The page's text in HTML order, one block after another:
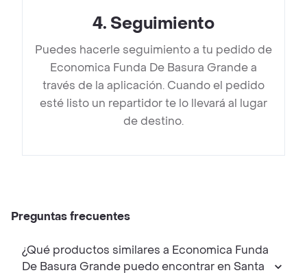
4. Seguimiento
Puedes hacerle seguimiento a tu pedido de
Economica Funda De Basura Grande a
través de la aplicación. Cuando el pedido
esté listo un repartidor te lo llevará al lugar
de destino.
Preguntas frecuentes
¿Qué productos similares a Economica Funda
De Basura Grande puedo encontrar en Santa